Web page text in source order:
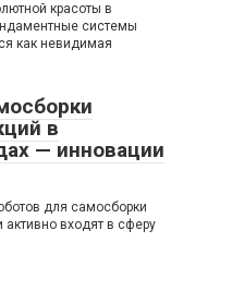
красоты в
системы
как невидимая
в
— инновации
для самосборки
активно входят в сферу